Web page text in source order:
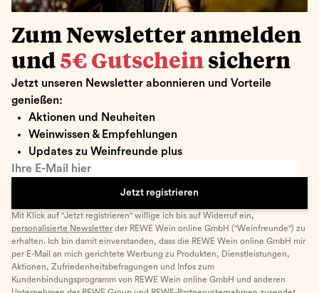
Zum Newsletter anmelden
und 5€ Gutschein sichern
Jetzt unseren Newsletter abonnieren und Vorteile
genießen:
Aktionen und Neuheiten
Weinwissen & Empfehlungen
Updates zu Weinfreunde plus
Ihre E-Mail hier
Jetzt registrieren
Mit Klick auf "Jetzt registrieren" willige ich bis auf Widerruf ein,
personalisierte Newsletter der REWE Wein online GmbH ("Weinfreunde") zu
erhalten. Ich bin damit einverstanden, dass die REWE Wein online GmbH mir
per E-Mail an mich gerichtete Werbung zu Produkten, Dienstleistungen,
Aktionen, Zufriedenheitsbefragungen und Infos zum
Kundenbindungsprogramm von REWE Wein online GmbH und anderen